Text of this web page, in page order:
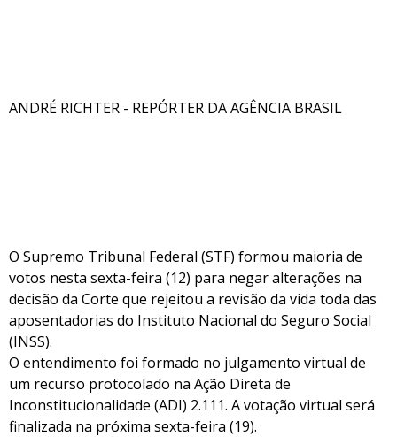
ANDRÉ RICHTER - REPÓRTER DA AGÊNCIA BRASIL
O Supremo Tribunal Federal (STF) formou maioria de
votos nesta sexta-feira (12) para negar alterações na
decisão da Corte que rejeitou a revisão da vida toda das
aposentadorias do Instituto Nacional do Seguro Social
(INSS).
O entendimento foi formado no julgamento virtual de
um recurso protocolado na Ação Direta de
Inconstitucionalidade (ADI) 2.111. A votação virtual será
finalizada na próxima sexta-feira (19).